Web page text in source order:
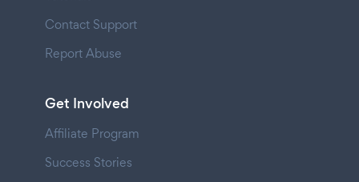
Contact Support
Report Abuse
Get Involved
Affiliate Program
Success Stories